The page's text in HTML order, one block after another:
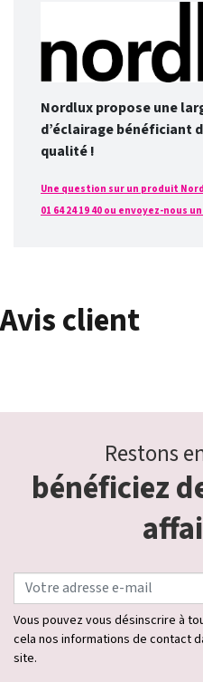
Nordlux propose une
d’éclairage bénéficiant
qualité !
Une question sur un produit
01 64 24 19 40 ou envoyez-nous
Avis client
Restons
bénéficiez
Vous pouvez vous désinscrire à
cela nos informations de contact
site.